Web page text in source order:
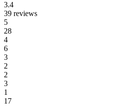
3.4
39 reviews
5
28
4
6
3
2
2
3
1
17